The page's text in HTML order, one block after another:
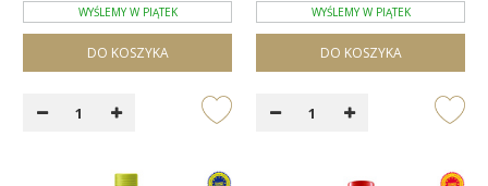
WYŚLEMY W PIĄTEK
DO KOSZYKA
WYŚLEMY W PIĄTEK
DO KOSZYKA